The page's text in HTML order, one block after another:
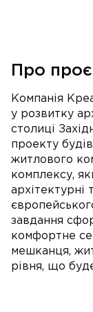
Про
Компанія
у розвитку
столиці
проекту
житлового
комплексу,
архітектурні
завдання
комфортне
мешканця,
рівня, що